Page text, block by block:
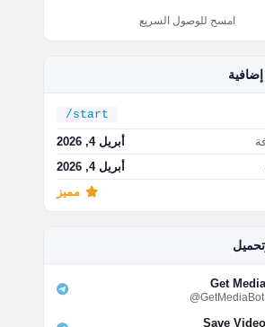
امسح للوصول السريع
/start
أبريل 4, 2026
أبريل 4, 2026
مميز
Get
@GetMediaBot
Save